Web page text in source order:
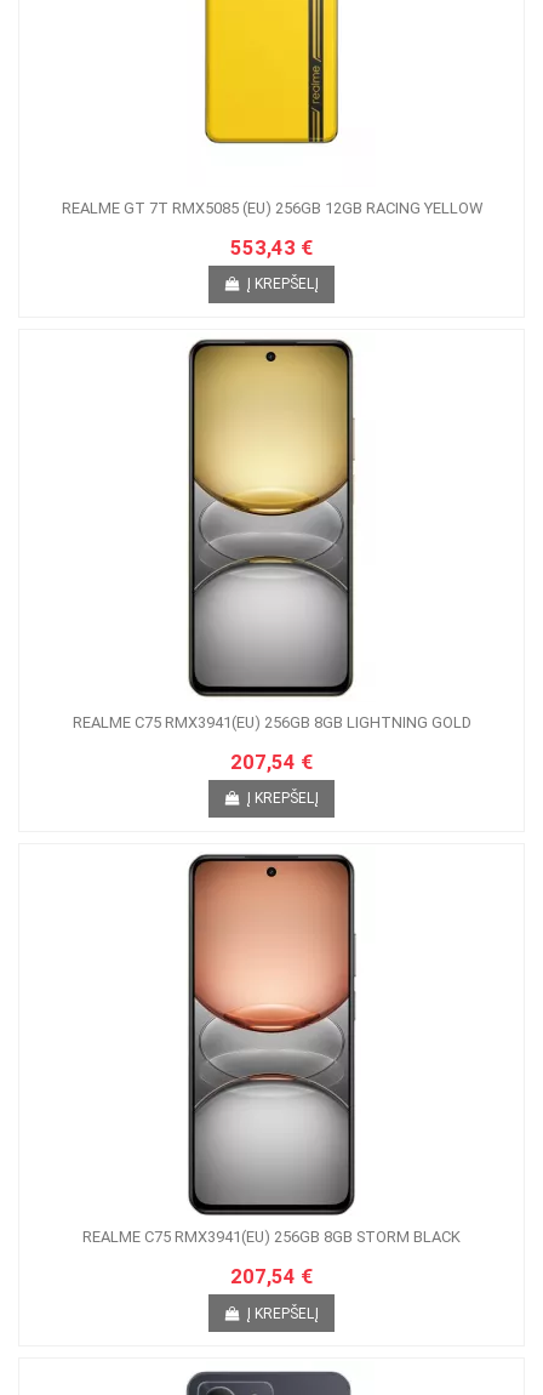
REALME GT 7T RMX5085 (EU) 256GB 12GB RACING YELLOW
553,43 €
Į KREPŠELĮ
REALME C75 RMX3941(EU) 256GB 8GB LIGHTNING GOLD
207,54 €
Į KREPŠELĮ
REALME C75 RMX3941(EU) 256GB 8GB STORM BLACK
207,54 €
Į KREPŠELĮ